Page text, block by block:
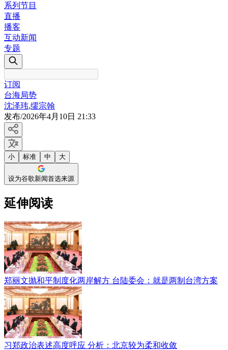
系列节目
直播
播客
互动新闻
专题
订阅
台海局势
沈泽玮,缪宗翰
发布/2026年4月10日 21:33
小 标准 中 大
设为谷歌新闻首选来源
延伸阅读
郑丽文抛和平制度化两岸解方 台陆委会：就是两制台湾方案
习郑政治表述高度呼应 分析：北京较为柔和收敛